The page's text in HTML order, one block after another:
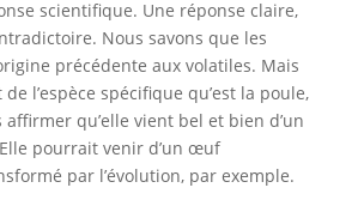
scientifique. Une réponse claire,
Nous savons que les
précédente aux volatiles. Mais
l’espèce spécifique qu’est la poule,
qu’elle vient bel et bien d’un
pourrait venir d’un œuf
par l’évolution, par exemple.